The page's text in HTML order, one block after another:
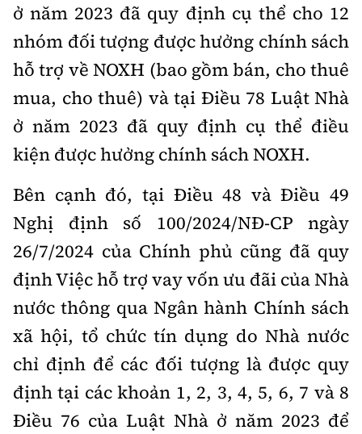
ở năm 2023 đã quy định cụ thể cho 12
nhóm đối tượng được hưởng chính sách
hỗ trợ về NOXH (bao gồm bán, cho thuê
mua, cho thuê) và tại Điều 78 Luật Nhà
ở năm 2023 đã quy định cụ thể điều
kiện được hưởng chính sách NOXH.
Bên cạnh đó, tại Điều 48 và Điều 49
Nghị định số 100/2024/NĐ-CP ngày
26/7/2024 của Chính phủ cũng đã quy
định Việc hỗ trợ vay vốn ưu đãi của Nhà
nước thông qua Ngân hành Chính sách
xã hội, tổ chức tín dụng do Nhà nước
chỉ định để các đối tượng là được quy
định tại các khoản 1, 2, 3, 4, 5, 6, 7 và 8
Điều 76 của Luật Nhà ở năm 2023 để